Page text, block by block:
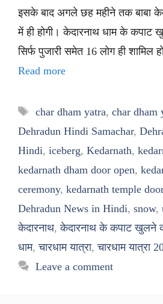
इसके बाद अगले छह महीने तक बाबा
में ही होगी। केदारनाथ धाम के
सिर्फ पुजारी समेत 16 लोग ही
Read more
Tags
char dham yatra, char dham
Dehradun Hindi Samachar,
Hindi, iceberg, Kedarnath,
kedarnath dham door open,
ceremony, kedarnath temple
Dehradun News in Hindi, snow,
केदारनाथ,केदारनाथ के कपाट खुलने
धाम,चारधाम यात्रा,चारधाम यात्रा
Leave a comment